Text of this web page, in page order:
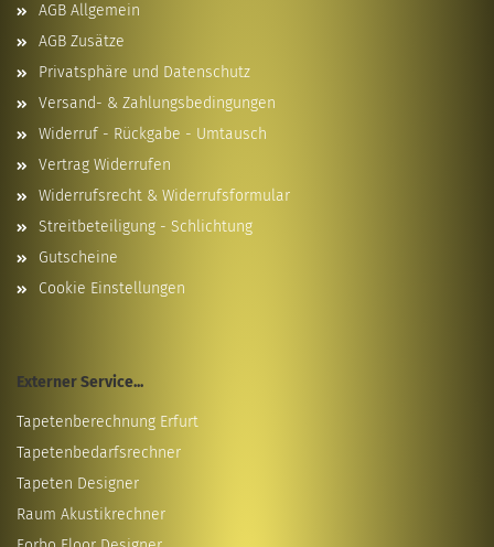
AGB Allgemein
AGB Zusätze
Privatsphäre und Datenschutz
Versand- & Zahlungsbedingungen
Widerruf - Rückgabe - Umtausch
Vertrag Widerrufen
Widerrufsrecht & Widerrufsformular
Streitbeteiligung - Schlichtung
Gutscheine
Cookie Einstellungen
Externer Service...
Tapetenberechnung Erfurt
Tapetenbedarfsrechner
Tapeten Designer
Raum Akustikrechner